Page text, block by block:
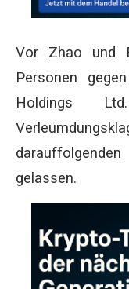
Vor Zhao und
Personen
Holdings
gelassen.